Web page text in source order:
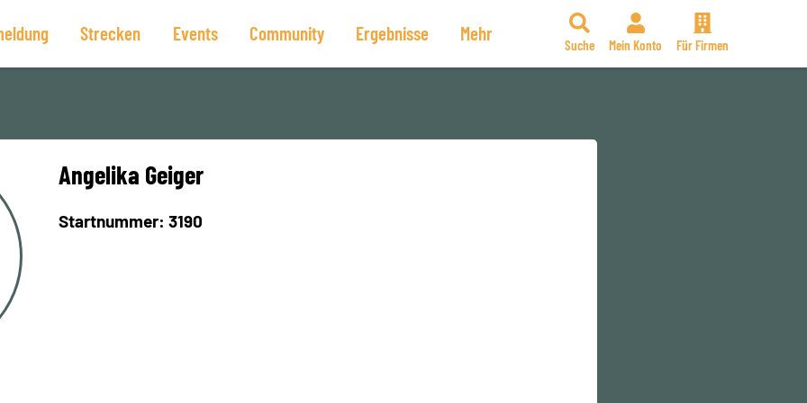
Strecken Events Community Ergebnisse Mehr
Suche Mein Konto Für Firmen
Angelika Geiger
Startnummer: 3190